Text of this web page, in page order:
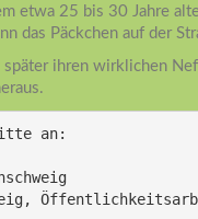
etwa 25 bis 30 Jahre
das Päckchen auf der
später ihren wirklichen
an: